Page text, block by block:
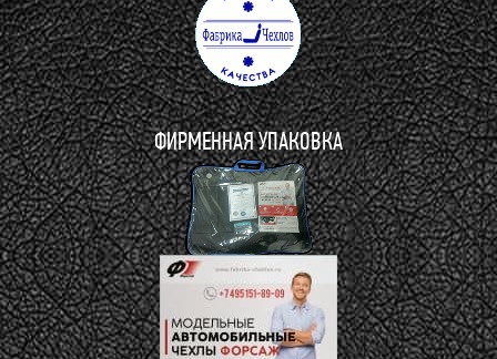
ФИРМЕННАЯ УПАКОВКА